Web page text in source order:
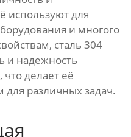
используют для
и многого
сталь 304
и надежность
делает её
различных задач.